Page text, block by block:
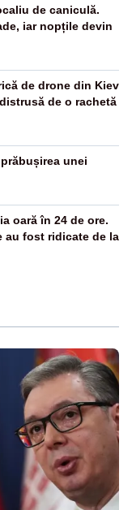
de caniculă.
iar nopțile devin
de drone din Kiev
de o rachetă
unei
oară în 24 de ore.
au fost ridicate de la